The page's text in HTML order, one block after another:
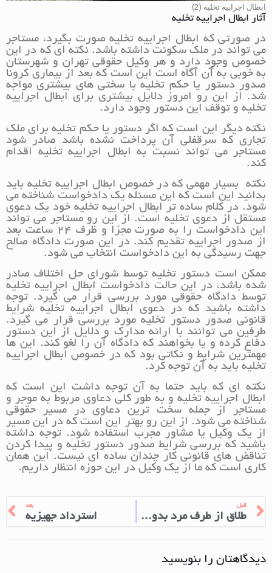
ابطال اجراییه تخلیه (2)
آثار ابطال اجراییه تخلیه
در صورتی که ابطال اجراییه تخلیه صورت بگیرد، مستاجر
می تواند در ملک سکونت داشته باشد. نکته ای که در این
خصوص وجود دارد و هر وکیل حقوقی تهران و شهرستان
به خوبی به آن آگاه است این است که بعد از بیماری کرونا
صدور دستور یا حکم تخلیه با سختی های بیشتری مواجه
شد. از این رو امروز دلایل بیشتری برای ابطال اجراییه
تخلیه و توقف این دستور وجود دارد.
نکته دیگر این است که اگر دستور یا حکم تخلیه برای ملک
تجاری که سرقفلی آن پرداخت نشده باشد صادر شود
مستاجر می تواند نسبت به ابطال اجراییه تخلیه اقدام
کند.
نکته بسیار مهمی که در خصوص ابطال اجراییه تخلیه باید
بدانید این است که این مسئله یک دادخواست شناخته می
شود. در کلام ساده تر ابطال اجراییه تخلیه خود یک دعوی
مستقل از دعوی تخلیه است. از این رو مستاجر می تواند
این دادخواست را به صورت مجزا و ظرف 24 ساعت بعد
از صدور اجراییه تقدیم کند. در این صورت دادگاه صالح
جهت رسیدگی به این دادخواست انتخاب می شود.
ممکن است دستور تخلیه توسط شورای حل اختلاف صادر
شده باشد، در این حالت دادخواست ابطال اجراییه تخلیه
توسط دادگاه حقوقی مورد بررسی قرار می گیرد. توجه
داشته باشید که در دعوی ابطال اجراییه تخلیه شرایط
قانونی صدور دستور تخلیه مورد بررسی قرار می گیرد.
طرفین می توانند با ارائه مدارک و دلایل از این دستور
دفاع کرده و یا بخواهند که دادگاه آن را لغو کند. این ها
مهمترین شرایط و نکاتی بود که در خصوص ابطال اجراییه
تخلیه باید به آن توجه کرد.
نکته ای که باید حتما به آن توجه داشت این است که
ابطال اجراییه تخلیه و به طور کلی دعاوی مربوط به موجر و
مستاجر از جمله سخت ترین دعاوی در مسیر حقوقی
شناخته می شود. از این رو بهتر این است که در این مسیر
از یک وکیل یا مشاور مجرب استفاده شود. توجه داشته
باشید که بررسی شرایط صدور دستور تخلیه و پیدا کردن
تناقض های قانونی کار چندان ساده ای نیست. این همان
کاری است که ما از یک وکیل در این حوزه انتظار داریم.
قبل
طلاق از طرف مرد بدون رضایت زن
بعد
استرداد جهیزیه
دیدگاهتان را بنویسید